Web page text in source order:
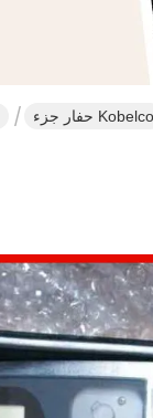
Kobelco حفار جزء